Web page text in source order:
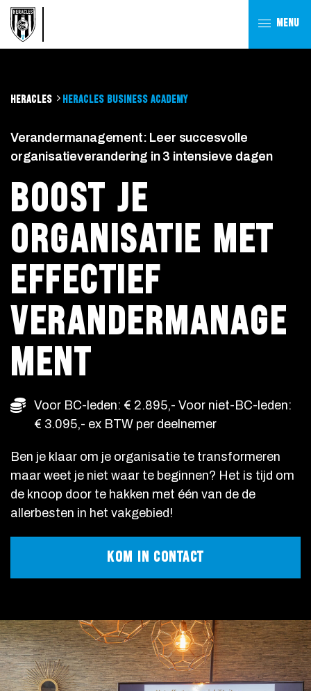
MENU
HERACLES HERACLES BUSINESS ACADEMY
Verandermanagement: Leer succesvolle
organisatieverandering in 3 intensieve dagen
BOOST JE
ORGANISATIE MET
EFFECTIEF
VERANDERMANAGE
MENT
Voor BC-leden: € 2.895,- Voor niet-BC-leden:
€ 3.095,- ex BTW per deelnemer
Ben je klaar om je organisatie te transformeren
maar weet je niet waar te beginnen? Het is tijd om
de knoop door te hakken met één van de de
allerbesten in het vakgebied!
KOM IN CONTACT